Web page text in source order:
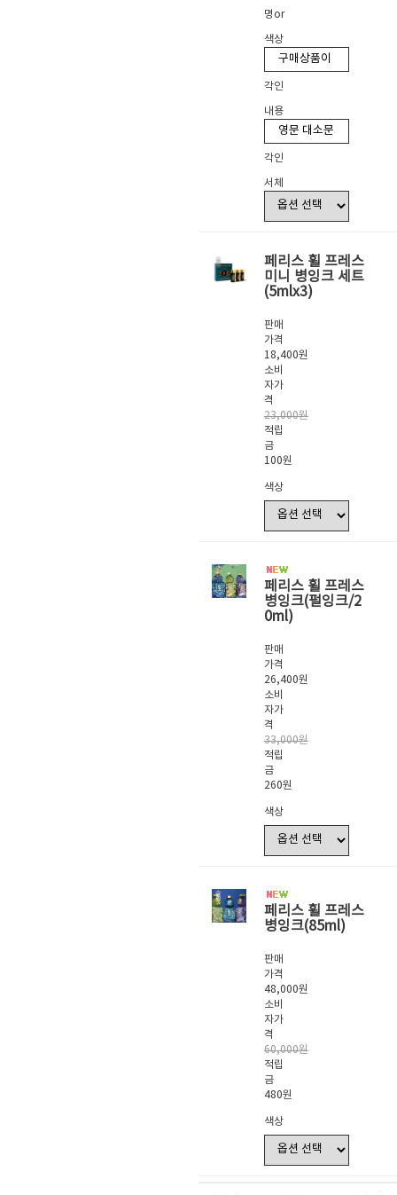
명or
색상
각인
내용
각인
서체
페리스 휠 프레스
미니 병잉크 세트
(5mlx3)
판매
가격
18,400원
소비
자가
격
23,000원
적립
금
100원
색상
페리스 휠 프레스
병잉크(펄잉크/2
0ml)
판매
가격
26,400원
소비
자가
격
33,000원
적립
금
260원
색상
페리스 휠 프레스
병잉크(85ml)
판매
가격
48,000원
소비
자가
격
60,000원
적립
금
480원
색상